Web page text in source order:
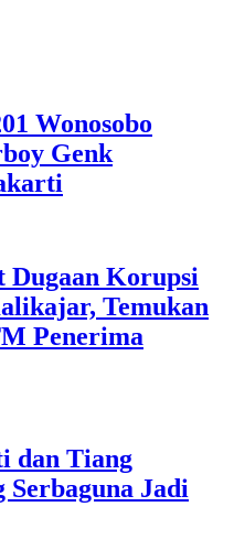
Wonosobo
Genk
Dugaan Korupsi
Temukan
Penerima
dan Tiang
Serbaguna Jadi